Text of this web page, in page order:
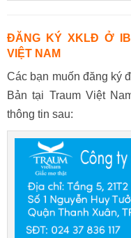
ĐĂNG KÝ XKLĐ Ở
VIỆT NAM
Các bạn muốn đăng ký
Bản tại Traum Việt
thông tin sau: